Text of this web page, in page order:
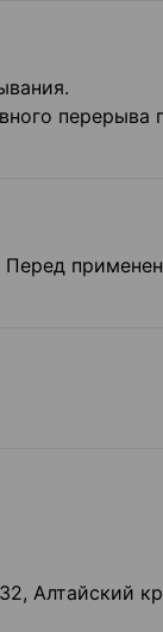
перерыва
Перед
Алтайский